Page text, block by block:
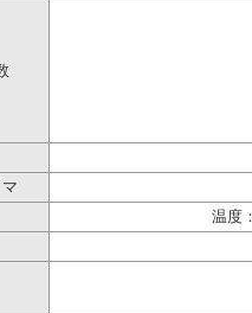
温度